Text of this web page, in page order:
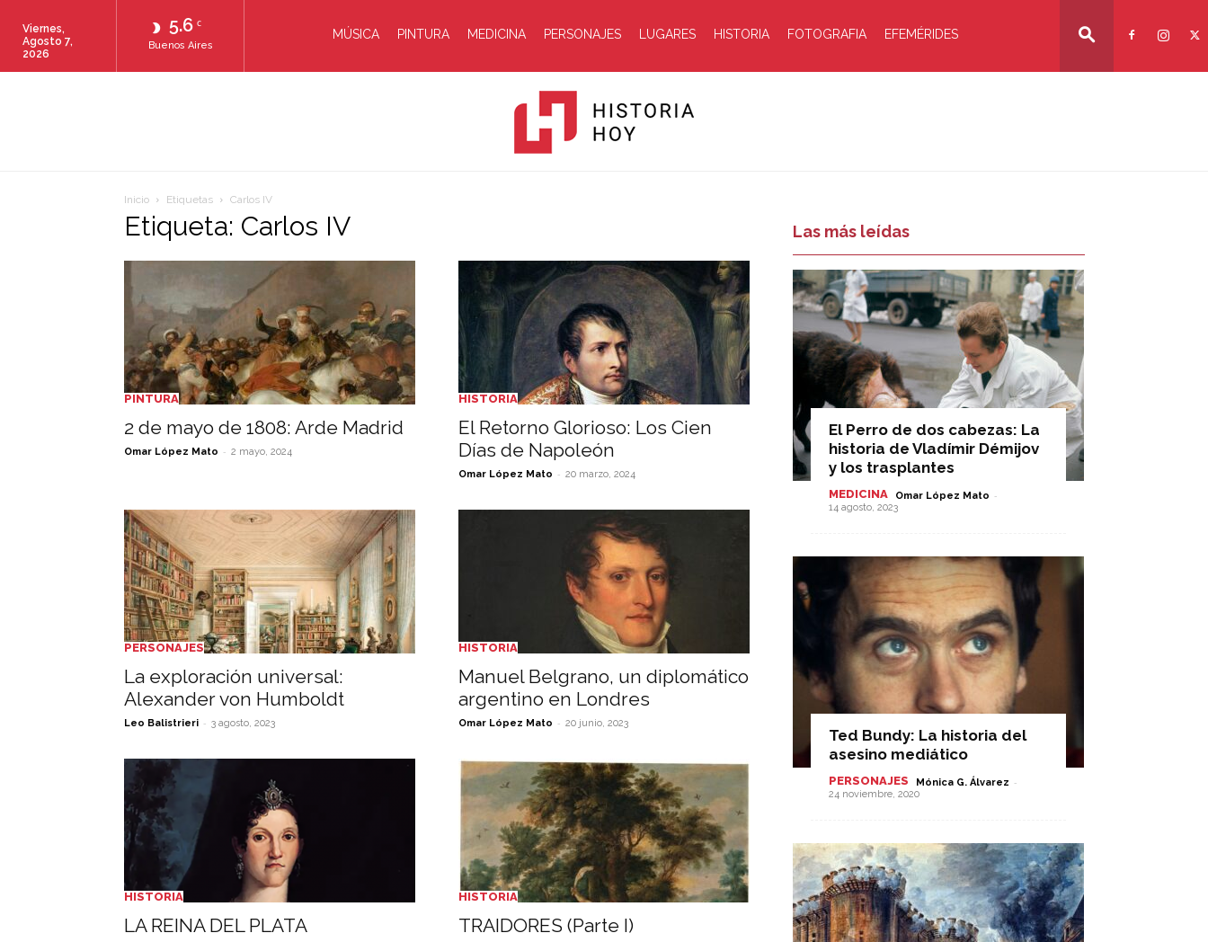
5.6 C
Buenos Aires
Viernes,
Agosto 7,
2026
MÚSICA PINTURA MEDICINA PERSONAJES LUGARES HISTORIA FOTOGRAFIA EFEMÉRIDES
Hoy
Inicio Etiquetas Carlos IV
Etiqueta: Carlos IV
PINTURA
2 de mayo de 1808: Arde Madrid
Omar López Mato - 2 mayo, 2024
HISTORIA
El Retorno Glorioso: Los Cien
Días de Napoleón
Omar López Mato - 20 marzo, 2024
PERSONAJES
La exploración universal:
Alexander von Humboldt
Leo Balistrieri - 3 agosto, 2023
HISTORIA
Manuel Belgrano, un diplomático
argentino en Londres
Omar López Mato - 20 junio, 2023
HISTORIA
LA REINA DEL PLATA
HISTORIA
TRAIDORES (Parte I)
Las más leídas
El Perro de dos cabezas: La
historia de Vladímir Démijov
y los trasplantes
MEDICINA Omar López Mato -
14 agosto, 2023
Ted Bundy: La historia del
asesino mediático
PERSONAJES Mónica G. Álvarez -
24 noviembre, 2020